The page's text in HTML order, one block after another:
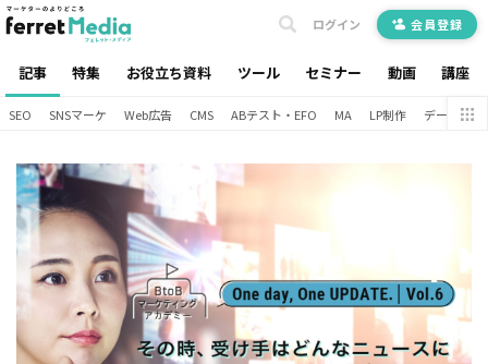
記事 特集 お役立ち資料 ツール セミナー 動画 講座
ログイン 会員登録
SEO SNSマーケ Web広告 CMS ABテスト・EFO MA LP制作 データ分析